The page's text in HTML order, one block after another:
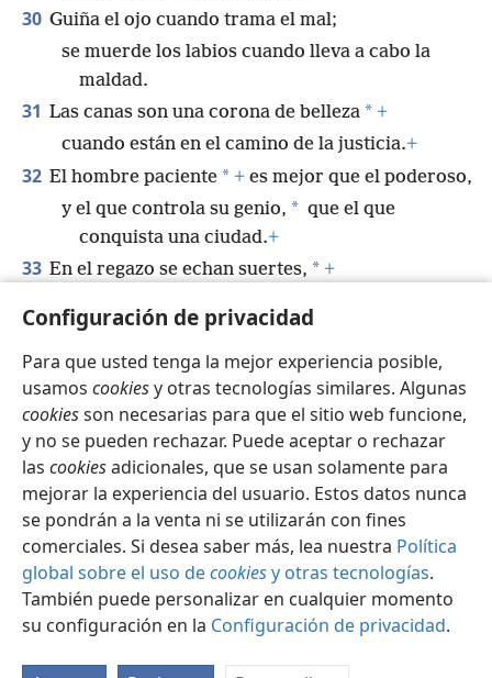
Configuración de privacidad
Para que usted tenga la mejor experiencia posible,
usamos cookiesy otras tecnologías similares. Algunas
cookiesson necesarias para que el sitio web funcione,
y no se pueden rechazar. Puede aceptar o rechazar
las cookiesadicionales, que se usan solamente para
mejorar la experiencia del usuario. Estos datos nunca
se pondrán a la venta ni se utilizarán con fines
comerciales. Si desea saber más, lea nuestra Política
global sobre el uso decookiesy otras tecnologías.
También puede personalizar en cualquier momento
su configuración en la Configuración de privacidad.
30 Guiña el ojo cuando trama el mal;
se muerde los labios cuando lleva a cabo la
maldad.
31 Las canas son una corona de belleza * +
cuando están en el camino de la justicia.+
32 El hombre paciente * + es mejor que el poderoso,
y el que controla su genio, * que el que
conquista una ciudad.+
33 En el regazo se echan suertes, * +
viene de Jehová. +
Español Compartir Configuración
Copyright © 2026 Watch Tower Bible and Tract Society of Pennsylvania
Condiciones de uso
Política de privacidad
Configuración de privacidad
JW.ORG Iniciar sesión